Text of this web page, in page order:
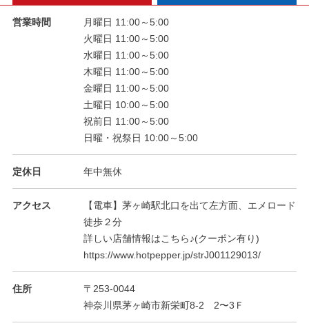
営業時間
月曜日 11:00～5:00
火曜日 11:00～5:00
水曜日 11:00～5:00
木曜日 11:00～5:00
金曜日 11:00～5:00
土曜日 10:00～5:00
祝前日 11:00～5:00
日曜・祝祭日 10:00～5:00
定休日 年中無休
アクセス
【電車】茅ヶ崎駅北口を出て左方面、エメロード
徒歩２分
詳しい店舗情報はこちら♪(クーポン有り)
https://www.hotpepper.jp/strJ001129013/
住所
〒253-0044
神奈川県茅ヶ崎市新栄町8-2 2〜3Ｆ